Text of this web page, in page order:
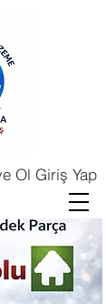
Ol Giriş Yap